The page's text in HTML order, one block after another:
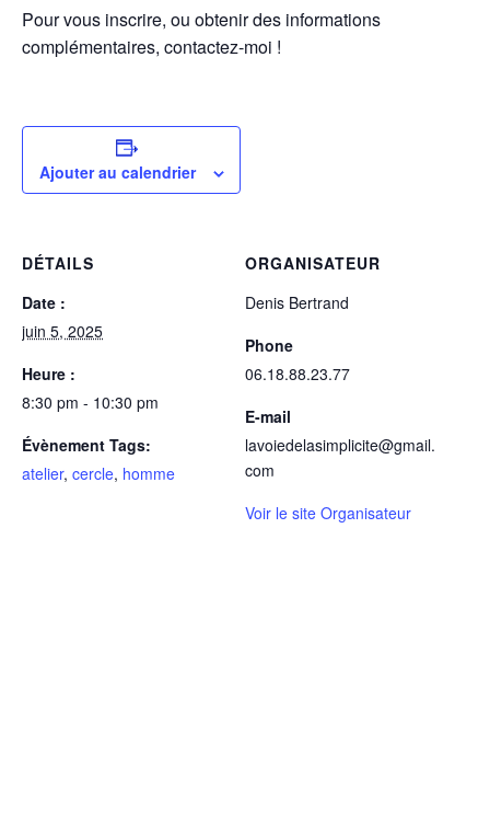
Pour vous inscrire, ou obtenir des informations
complémentaires, contactez-moi !
Ajouter au calendrier
DÉTAILS
Date :
juin 5, 2025
Heure :
8:30 pm - 10:30 pm
Évènement Tags:
atelier, cercle, homme
ORGANISATEUR
Denis Bertrand
Phone
06.18.88.23.77
E-mail
lavoiedelasimplicite@gmail.
com
Voir le site Organisateur